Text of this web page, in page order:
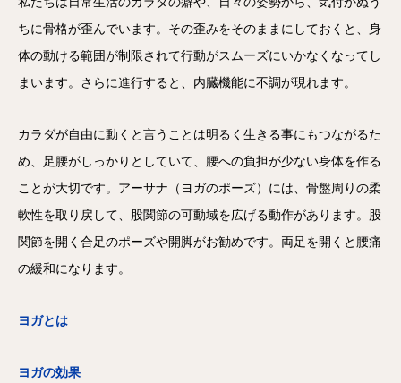
ちに骨格が歪んでいます。その歪みをそのままにしておくと、身
体の動ける範囲が制限されて行動がスムーズにいかなくなってし
まいます。さらに進行すると、内臓機能に不調が現れます。
カラダが自由に動くと言うことは明るく生きる事にもつながるた
め、足腰がしっかりとしていて、腰への負担が少ない身体を作る
ことが大切です。アーサナ（ヨガのポーズ）には、骨盤周りの柔
軟性を取り戻して、股関節の可動域を広げる動作があります。股
関節を開く合足のポーズや開脚がお勧めです。両足を開くと腰痛
の緩和になります。
ヨガとは
ヨガの効果